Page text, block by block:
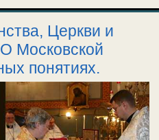
Церкви и
Московской
понятиях.